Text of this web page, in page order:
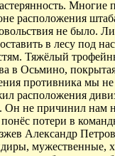
расположения
не было.
в лесу под
Тяжёлый
в Осьмино,
противника мы
расположения
не причинил нам
потери в
Александр
мужественные,